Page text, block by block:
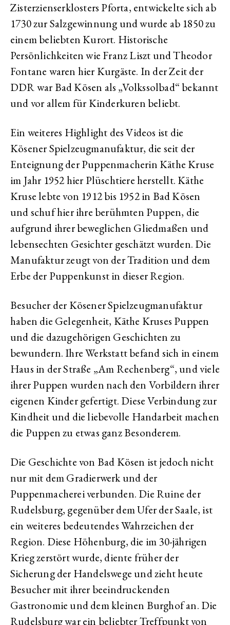
Zisterzienserklosters Pforta, entwickelte sich ab
1730 zur Salzgewinnung und wurde ab 1850 zu
einem beliebten Kurort. Historische
Persönlichkeiten wie Franz Liszt und Theodor
Fontane waren hier Kurgäste. In der Zeit der
DDR war Bad Kösen als „Volkssolbad“ bekannt
und vor allem für Kinderkuren beliebt.
Ein weiteres Highlight des Videos ist die
Kösener Spielzeugmanufaktur, die seit der
Enteignung der Puppenmacherin Käthe Kruse
im Jahr 1952 hier Plüschtiere herstellt. Käthe
Kruse lebte von 1912 bis 1952 in Bad Kösen
und schuf hier ihre berühmten Puppen, die
aufgrund ihrer beweglichen Gliedmaßen und
lebensechten Gesichter geschätzt wurden. Die
Manufaktur zeugt von der Tradition und dem
Erbe der Puppenkunst in dieser Region.
Besucher der Kösener Spielzeugmanufaktur
haben die Gelegenheit, Käthe Kruses Puppen
und die dazugehörigen Geschichten zu
bewundern. Ihre Werkstatt befand sich in einem
Haus in der Straße „Am Rechenberg“, und viele
ihrer Puppen wurden nach den Vorbildern ihrer
eigenen Kinder gefertigt. Diese Verbindung zur
Kindheit und die liebevolle Handarbeit machen
die Puppen zu etwas ganz Besonderem.
Die Geschichte von Bad Kösen ist jedoch nicht
nur mit dem Gradierwerk und der
Puppenmacherei verbunden. Die Ruine der
Rudelsburg, gegenüber dem Ufer der Saale, ist
ein weiteres bedeutendes Wahrzeichen der
Region. Diese Höhenburg, die im 30-jährigen
Krieg zerstört wurde, diente früher der
Sicherung der Handelswege und zieht heute
Besucher mit ihrer beeindruckenden
Gastronomie und dem kleinen Burghof an. Die
Rudelsburg war ein beliebter Treffpunkt von